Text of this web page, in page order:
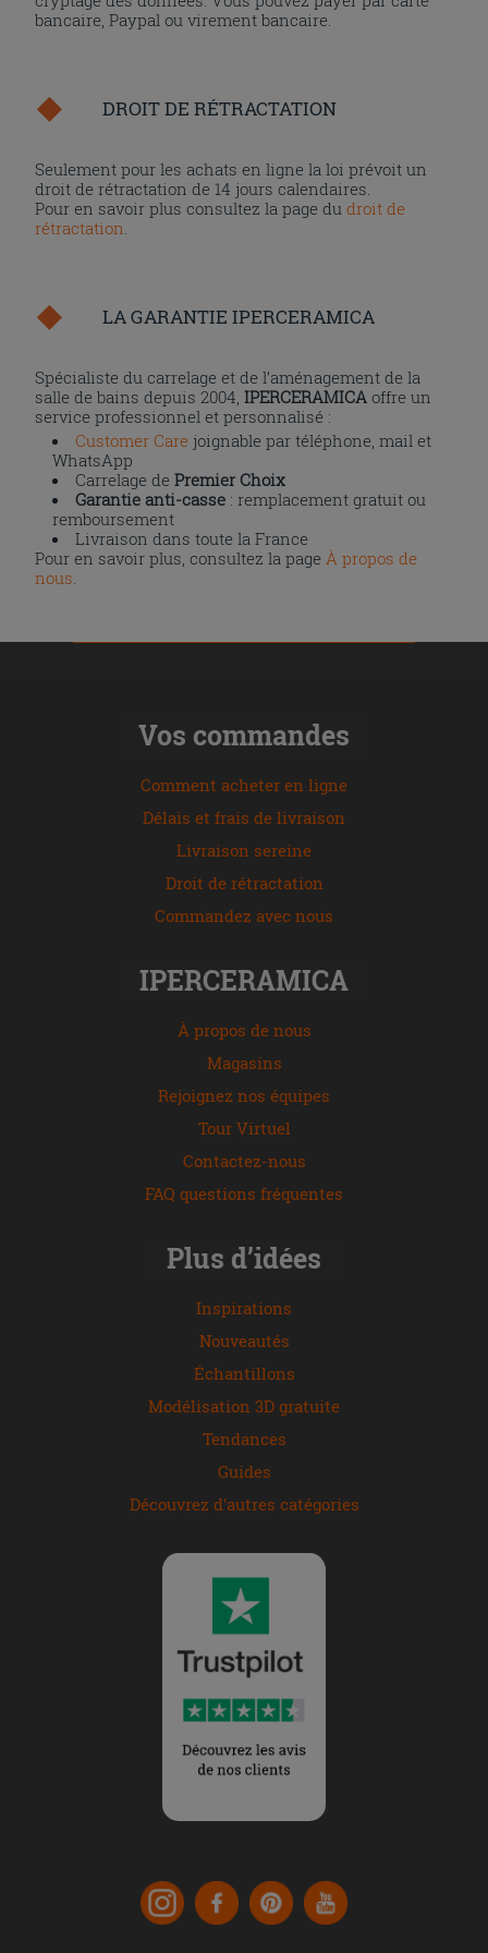
bancaire, Paypal ou virement bancaire.
DROIT DE RÉTRACTATION
Seulement pour les achats en ligne la loi prévoit un
droit de rétractation de 14 jours calendaires.
Pour en savoir plus consultez la page dudroit de
rétractation
LA GARANTIE IPERCERAMICA
Spécialiste du carrelage et de l’aménagement de la
salle de bains depuis 2004,IPERCERAMICA offre un
service professionnel et personnalisé :
Customer Care joignable par téléphone, mail et
WhatsApp
Carrelage dePremier Choix
Garantie anti-casse : remplacement gratuit ou
remboursement
Livraison dans toute la France
Pour en savoir plus, consultez la page À propos de
nous
Vos commandes
Comment acheter en ligne
Délais et frais de livraison
Livraison sereine
Droit de rétractation
Commandez avec nous
IPERCERAMICA
À propos de nous
Magasins
Rejoignez nos équipes
Tour Virtuel
Contactez-nous
FAQ questions fréquentes
Plus d’idées
Inspirations
Nouveautés
Échantillons
Modélisation 3D gratuite
Tendances
Guides
Découvrez d'autres catégories